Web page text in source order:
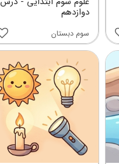
دوازدهم
سوم دبستان